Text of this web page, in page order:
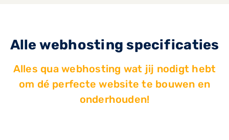
Alle webhosting specificaties
Alles qua webhosting wat jij nodigt hebt
om dé perfecte website te bouwen en
onderhouden!